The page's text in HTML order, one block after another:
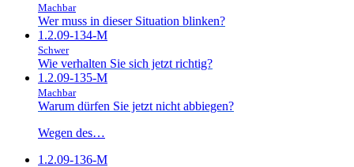
Machbar
Wer muss in dieser Situation blinken?
1.2.09-134-M
Schwer
Wie verhalten Sie sich jetzt richtig?
1.2.09-135-M
Machbar
Warum dürfen Sie jetzt nicht abbiegen?
Wegen des…
1.2.09-136-M